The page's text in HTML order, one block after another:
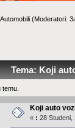
Automobili (Moderatori:
Tema: Koji
Koji auto
« : 28 Studeni,